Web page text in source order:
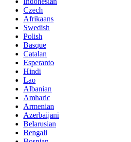
Czech
Afrikaans
Swedish
Polish
Basque
Catalan
Esperanto
Hindi
Lao
Albanian
Amharic
Armenian
Azerbaijani
Belarusian
Bengali